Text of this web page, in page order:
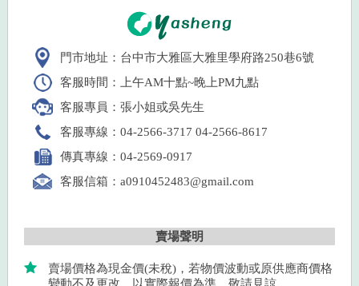
門市地址：台中市大雅區大雅里學府路250巷6號
客服時間：上午AM十點~晚上PM九點
客服專員：張小姐或吳先生
客服專線：04-2566-3717 04-2566-8617
傳真專線：04-2569-0917
客服信箱：a0910452483@gmail.com
賣場聲明
賣場價格為現金價(未稅)，若物價波動或原供應商價格